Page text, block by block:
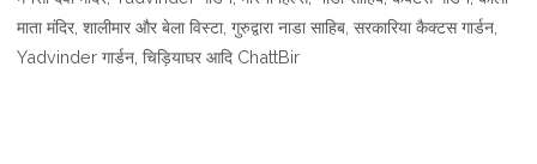
माता मंदिर, शालीमार और बेला विस्टा, गुरुद्वारा नाडा साहिब, सरकारिया कैक्टस गार्डन,
Yadvinder गार्डन, चिड़ियाघर आदि ChattBir